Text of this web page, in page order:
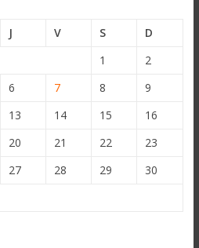
J V S
D
1
2
6 7 8
9
13 14 15
16
20 21 22
23
27 28 29
30